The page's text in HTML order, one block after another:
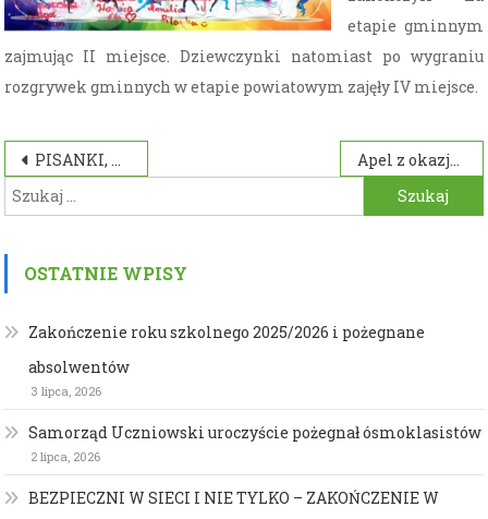
etapie gminnym
zajmując II miejsce. Dziewczynki natomiast po wygraniu
rozgrywek gminnych w etapie powiatowym zajęły IV miejsce.
Nawigacja
wpisu
PISANKI, KRASZANKI, MALOWANKI W KLASIE II A
Apel z okazji Świąt Wielkiej Nocy
Szukaj:
OSTATNIE WPISY
Zakończenie roku szkolnego 2025/2026 i pożegnane
absolwentów
3 lipca, 2026
Samorząd Uczniowski uroczyście pożegnał ósmoklasistów
2 lipca, 2026
BEZPIECZNI W SIECI I NIE TYLKO – ZAKOŃCZENIE W